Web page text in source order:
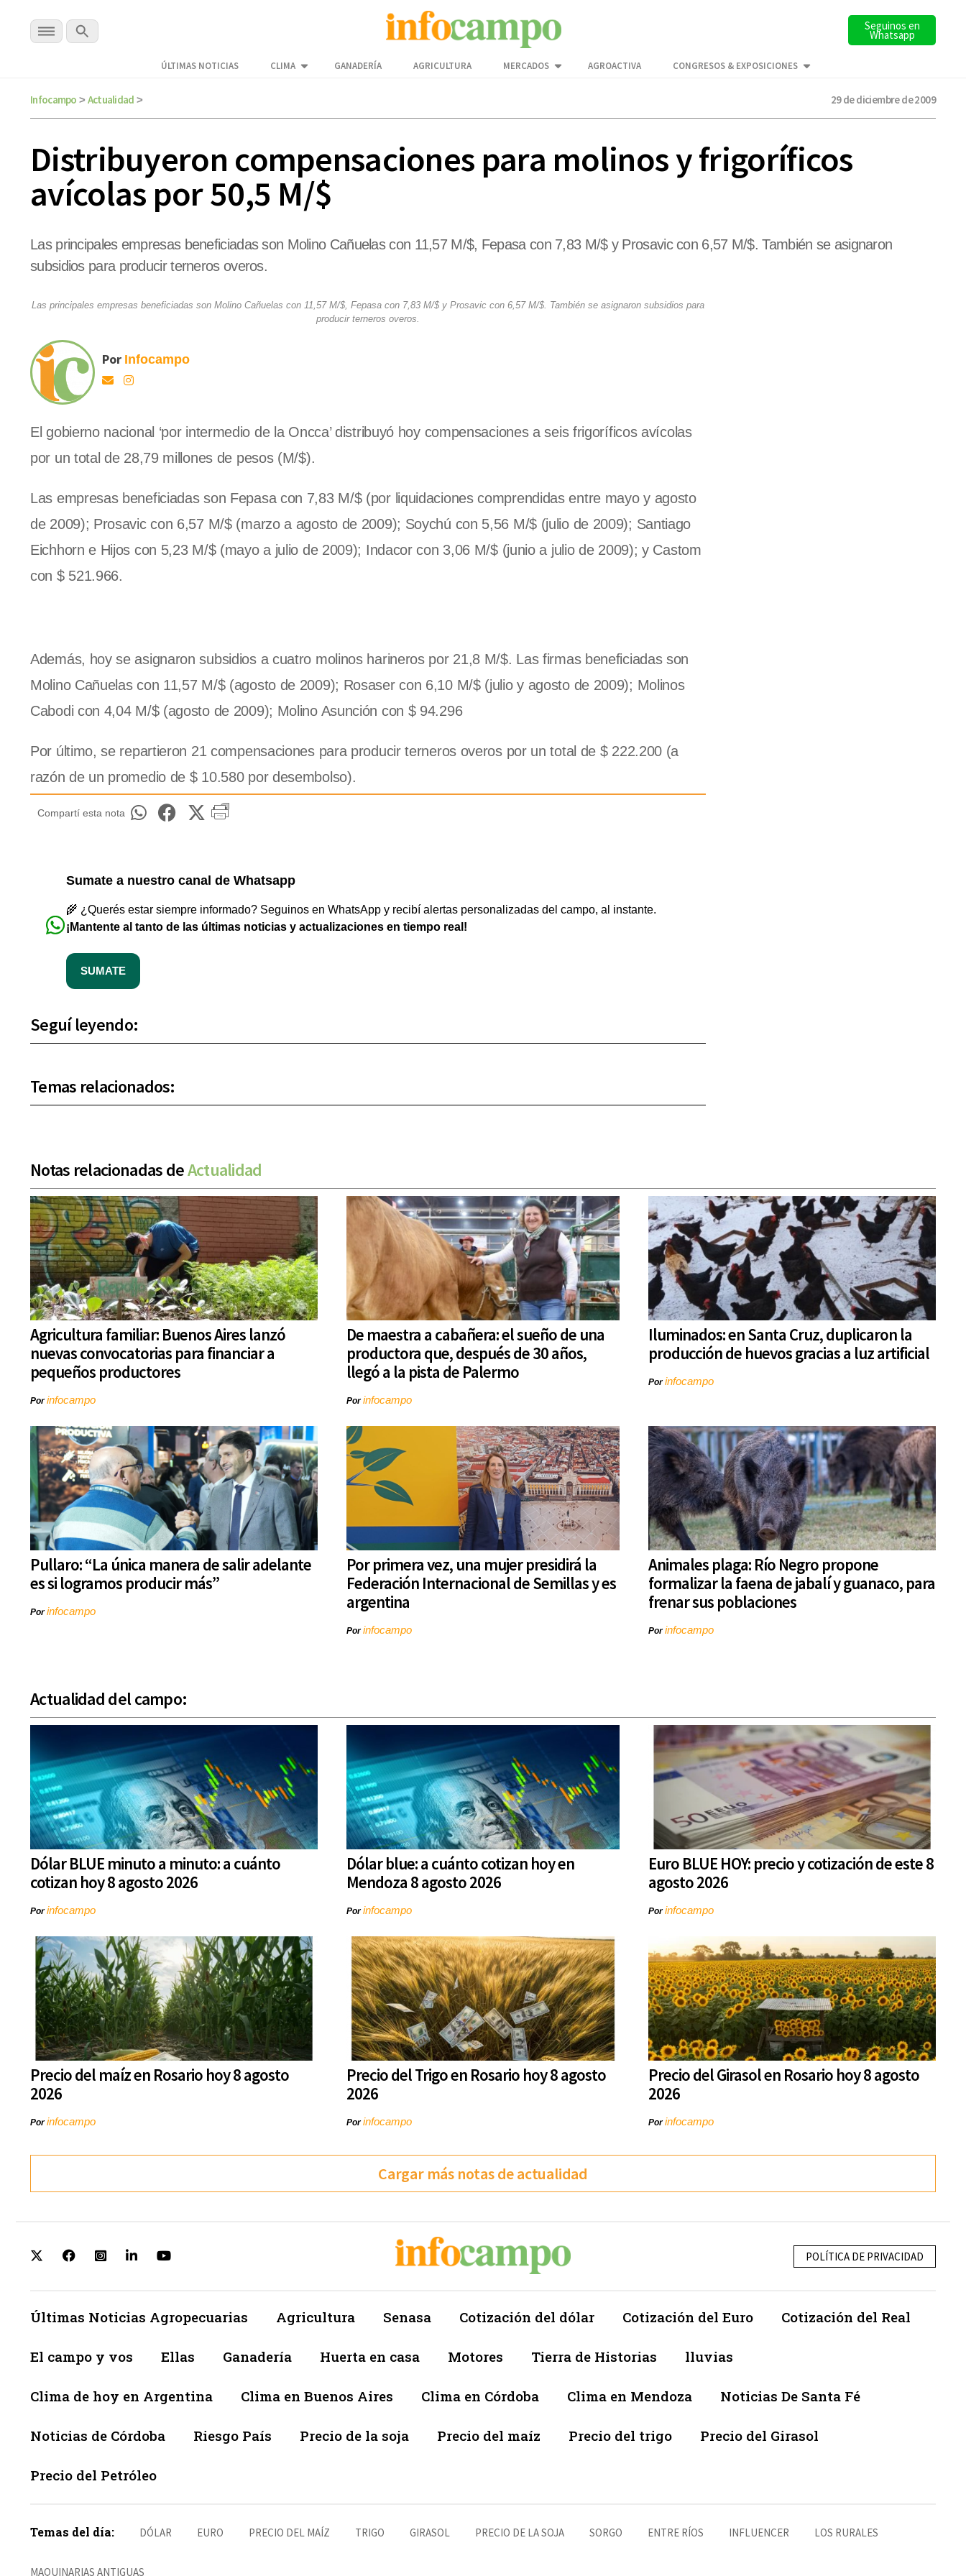
Seguinos en
Whatsapp
ÚLTIMAS NOTICIAS CLIMA GANADERÍA AGRICULTURA MERCADOS AGROACTIVA CONGRESOS & EXPOSICIONES
Infocampo > Actualidad > 29 de diciembre de 2009
Distribuyeron compensaciones para molinos y frigoríficos
avícolas por 50,5 M/$
Las principales empresas beneficiadas son Molino Cañuelas con 11,57 M/$, Fepasa con 7,83 M/$ y Prosavic con 6,57 M/$. También se asignaron
subsidios para producir terneros overos.
Las principales empresas beneficiadas son Molino Cañuelas con 11,57 M/$, Fepasa con 7,83 M/$ y Prosavic con 6,57 M/$. También se asignaron subsidios para
producir terneros overos.
Por Infocampo
El gobierno nacional ‘por intermedio de la Oncca’ distribuyó hoy compensaciones a seis frigoríficos avícolas
por un total de 28,79 millones de pesos (M/$).
Las empresas beneficiadas son Fepasa con 7,83 M/$ (por liquidaciones comprendidas entre mayo y agosto
de 2009); Prosavic con 6,57 M/$ (marzo a agosto de 2009); Soychú con 5,56 M/$ (julio de 2009); Santiago
Eichhorn e Hijos con 5,23 M/$ (mayo a julio de 2009); Indacor con 3,06 M/$ (junio a julio de 2009); y Castom
con $ 521.966.
Además, hoy se asignaron subsidios a cuatro molinos harineros por 21,8 M/$. Las firmas beneficiadas son
Molino Cañuelas con 11,57 M/$ (agosto de 2009); Rosaser con 6,10 M/$ (julio y agosto de 2009); Molinos
Cabodi con 4,04 M/$ (agosto de 2009); Molino Asunción con $ 94.296
Por último, se repartieron 21 compensaciones para producir terneros overos por un total de $ 222.200 (a
razón de un promedio de $ 10.580 por desembolso).
Compartí esta nota
Sumate a nuestro canal de Whatsapp
🌾 ¿Querés estar siempre informado? Seguinos en WhatsApp y recibí alertas personalizadas del campo, al instante.
¡Mantente al tanto de las últimas noticias y actualizaciones en tiempo real!
SUMATE
Seguí leyendo:
Temas relacionados:
Notas relacionadas deActualidad
Agricultura familiar: Buenos Aires lanzó
nuevas convocatorias para financiar a
pequeños productores
Porinfocampo
De maestra a cabañera: el sueño de una
productora que, después de 30 años,
llegó a la pista de Palermo
Porinfocampo
Iluminados: en Santa Cruz, duplicaron la
producción de huevos gracias a luz artificial
Porinfocampo
Pullaro: “La única manera de salir adelante
es si logramos producir más”
Porinfocampo
Por primera vez, una mujer presidirá la
Federación Internacional de Semillas y es
argentina
Porinfocampo
Animales plaga: Río Negro propone
formalizar la faena de jabalí y guanaco, para
frenar sus poblaciones
Porinfocampo
Actualidad del campo:
Dólar BLUE minuto a minuto: a cuánto
cotizan hoy 8 agosto 2026
Porinfocampo
Dólar blue: a cuánto cotizan hoy en
Mendoza 8 agosto 2026
Porinfocampo
Euro BLUE HOY: precio y cotización de este 8
agosto 2026
Porinfocampo
Precio del maíz en Rosario hoy 8 agosto
2026
Porinfocampo
Precio del Trigo en Rosario hoy 8 agosto
2026
Porinfocampo
Precio del Girasol en Rosario hoy 8 agosto
2026
Porinfocampo
Cargar más notas de actualidad
POLÍTICA DE PRIVACIDAD
Últimas Noticias Agropecuarias Agricultura Senasa Cotización del dólar Cotización del Euro Cotización del Real
El campo y vos Ellas Ganadería Huerta en casa Motores Tierra de Historias lluvias
Clima de hoy en Argentina Clima en Buenos Aires Clima en Córdoba Clima en Mendoza Noticias De Santa Fé
Noticias de Córdoba Riesgo País Precio de la soja Precio del maíz Precio del trigo Precio del Girasol
Precio del Petróleo
Temas del día: DÓLAR EURO PRECIO DEL MAÍZ TRIGO GIRASOL PRECIO DE LA SOJA SORGO ENTRE RÍOS INFLUENCER LOS RURALES
MAQUINARIAS ANTIGUAS